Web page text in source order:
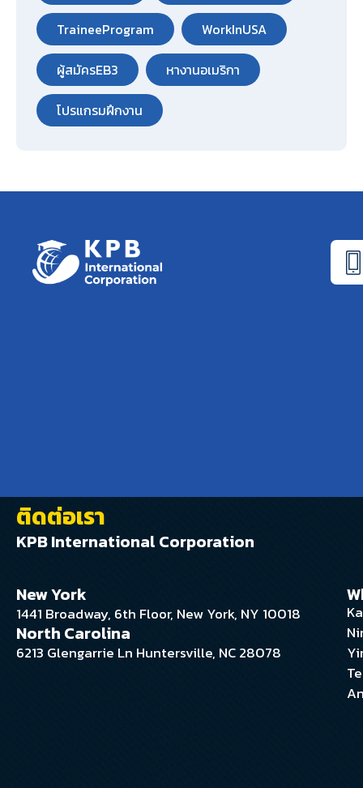
TraineeProgram WorkInUSA
ผู้สมัครEB3 หางานอเมริกา
โปรแกรมฝึกงาน
ติดต่อเรา
KPB International Corporation
New York
1441 Broadway, 6th Floor, New York, NY 10018
North Carolina
6213 Glengarrie Ln Huntersville, NC 28078